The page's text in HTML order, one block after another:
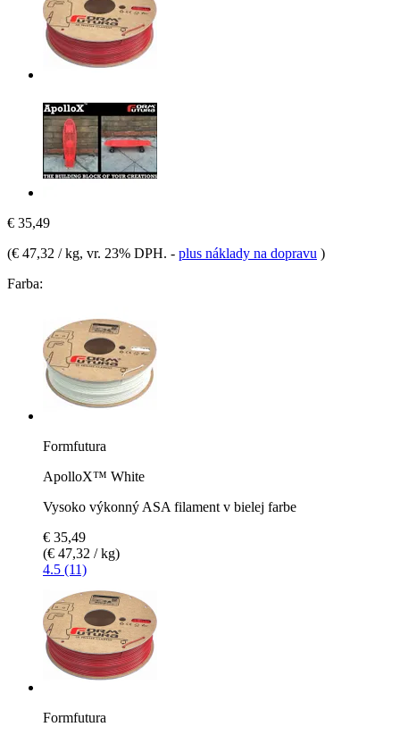
€ 35,49
(€ 47,32 / kg, vr. 23% DPH. - plus náklady na dopravu )
Farba:
Formfutura
ApolloX™ White
Vysoko výkonný ASA filament v bielej farbe
€ 35,49
(€ 47,32 / kg)
4.5 (11)
Formfutura